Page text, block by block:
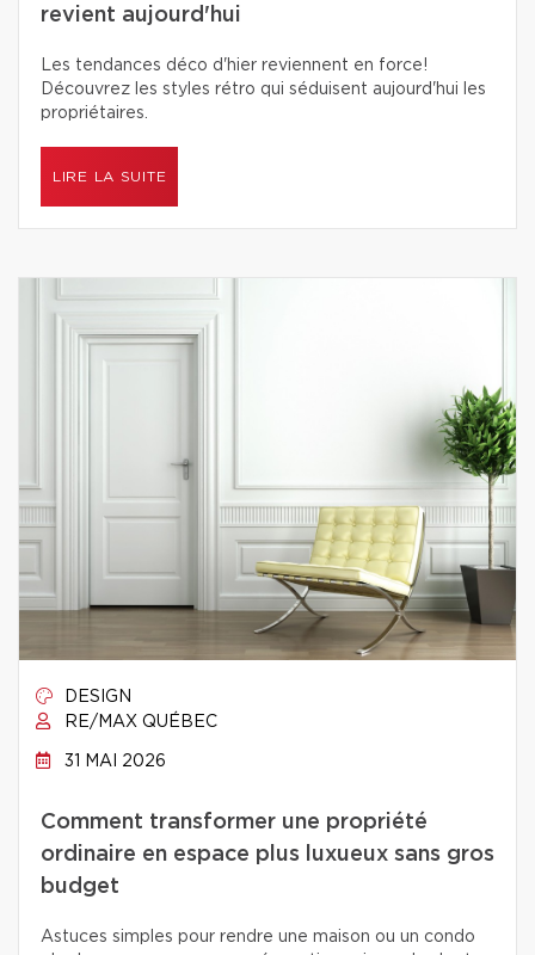
revient aujourd'hui
Les tendances déco d'hier reviennent en force!
Découvrez les styles rétro qui séduisent aujourd'hui les
propriétaires.
LIRE LA SUITE
DESIGN
RE/MAX QUÉBEC
31 MAI 2026
Comment transformer une propriété
ordinaire en espace plus luxueux sans gros
budget
Astuces simples pour rendre une maison ou un condo